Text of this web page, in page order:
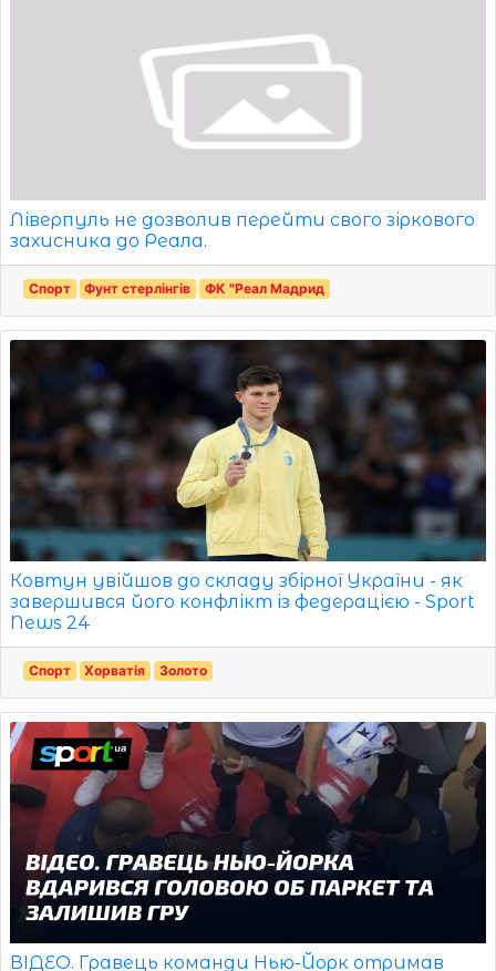
Ліверпуль не дозволив перейти свого зіркового
захисника до Реала.
Спорт Фунт стерлінгів ФК "Реал Мадрид
Ковтун увійшов до складу збірної України - як
завершився його конфлікт із федерацією - Sport
News 24
Спорт Хорватія Золото
ВІДЕО. Гравець команди Нью-Йорк отримав